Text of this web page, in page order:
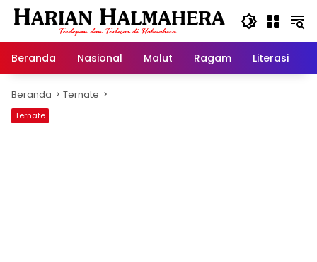
Langsung
Beranda
Nasional Malut Ragam Literasi
Beranda Ternate
Ternate